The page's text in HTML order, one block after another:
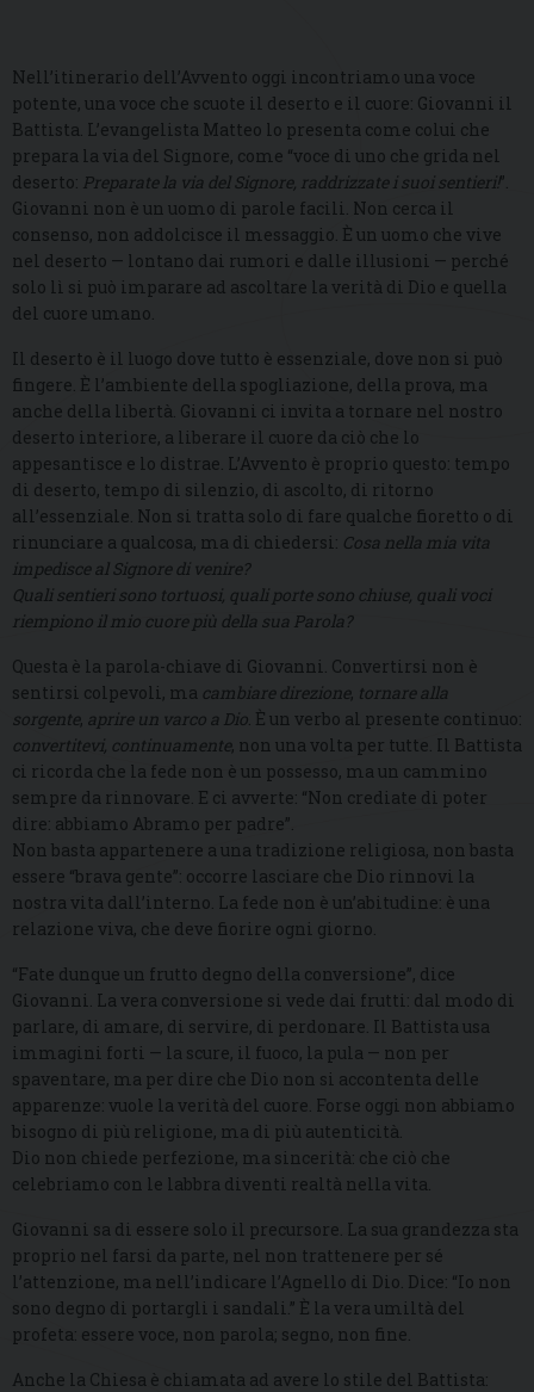
Nell’itinerario dell’Avvento oggi incontriamo una voce
potente, una voce che scuote il deserto e il cuore: Giovanni il
Battista. L’evangelista Matteo lo presenta come colui che
prepara la via del Signore, come “voce di uno che grida nel
deserto: Preparate la via del Signore, raddrizzate i suoi sentieri!”.
Giovanni non è un uomo di parole facili. Non cerca il
consenso, non addolcisce il messaggio. È un uomo che vive
nel deserto — lontano dai rumori e dalle illusioni — perché
solo lì si può imparare ad ascoltare la verità di Dio e quella
del cuore umano.
Il deserto è il luogo dove tutto è essenziale, dove non si può
fingere. È l’ambiente della spogliazione, della prova, ma
anche della libertà. Giovanni ci invita a tornare nel nostro
deserto interiore, a liberare il cuore da ciò che lo
appesantisce e lo distrae. L’Avvento è proprio questo: tempo
di deserto, tempo di silenzio, di ascolto, di ritorno
all’essenziale. Non si tratta solo di fare qualche fioretto o di
rinunciare a qualcosa, ma di chiedersi: Cosa nella mia vita
impedisce al Signore di venire?
Quali sentieri sono tortuosi, quali porte sono chiuse, quali voci
riempiono il mio cuore più della sua Parola?
Questa è la parola-chiave di Giovanni. Convertirsi non è
sentirsi colpevoli, ma cambiare direzione, tornare alla
sorgente, aprire un varco a Dio. È un verbo al presente continuo:
convertitevi, continuamente, non una volta per tutte. Il Battista
ci ricorda che la fede non è un possesso, ma un cammino
sempre da rinnovare. E ci avverte: “Non crediate di poter
dire: abbiamo Abramo per padre”.
Non basta appartenere a una tradizione religiosa, non basta
essere “brava gente”: occorre lasciare che Dio rinnovi la
nostra vita dall’interno. La fede non è un’abitudine: è una
relazione viva, che deve fiorire ogni giorno.
“Fate dunque un frutto degno della conversione”, dice
Giovanni. La vera conversione si vede dai frutti: dal modo di
parlare, di amare, di servire, di perdonare. Il Battista usa
immagini forti — la scure, il fuoco, la pula — non per
spaventare, ma per dire che Dio non si accontenta delle
apparenze: vuole la verità del cuore. Forse oggi non abbiamo
bisogno di più religione, ma di più autenticità.
Dio non chiede perfezione, ma sincerità: che ciò che
celebriamo con le labbra diventi realtà nella vita.
Giovanni sa di essere solo il precursore. La sua grandezza sta
proprio nel farsi da parte, nel non trattenere per sé
l’attenzione, ma nell’indicare l’Agnello di Dio. Dice: “Io non
sono degno di portargli i sandali.” È la vera umiltà del
profeta: essere voce, non parola; segno, non fine.
Anche la Chiesa è chiamata ad avere lo stile del Battista: